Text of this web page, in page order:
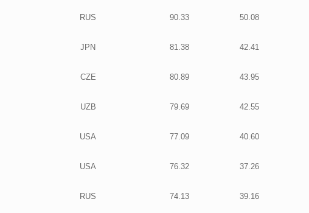
RUS 90.33 50.08
JPN 81.38 42.41
CZE 80.89 43.95
UZB 79.69 42.55
USA 77.09 40.60
USA 76.32 37.26
RUS 74.13 39.16